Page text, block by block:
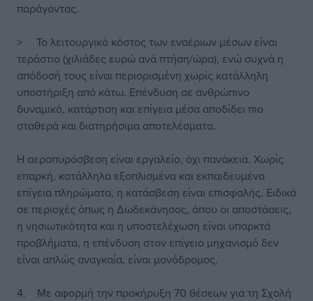
παράγοντας.
> Το λειτουργικό κόστος των εναέριων μέσων είναι
τεράστιο (χιλιάδες ευρώ ανά πτήση/ώρα), ενώ συχνά η
απόδοσή τους είναι περιορισμένη χωρίς κατάλληλη
υποστήριξη από κάτω. Επένδυση σε ανθρώπινο
δυναμικό, κατάρτιση και επίγεια μέσα αποδίδει πιο
σταθερά και διατηρήσιμα αποτελέσματα.
Η αεροπυρόσβεση είναι εργαλείο, όχι πανάκεια. Χωρίς
επαρκή, κατάλληλα εξοπλισμένα και εκπαιδευμένα
επίγεια πληρώματα, η κατάσβεση είναι επισφαλής. Ειδικά
σε περιοχές όπως η Δωδεκάνησος, όπου οι αποστάσεις,
η νησιωτικότητα και η υποστελέχωση είναι υπαρκτά
προβλήματα, η επένδυση στον επίγειο μηχανισμό δεν
είναι απλώς αναγκαία, είναι μονόδρομος.
4. Με αφορμή την προκήρυξη 70 θέσεων για τη Σχολή